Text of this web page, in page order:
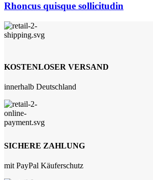
Rhoncus quisque sollicitudin
KOSTENLOSER VERSAND
innerhalb Deutschland
SICHERE ZAHLUNG
mit PayPal Käuferschutz